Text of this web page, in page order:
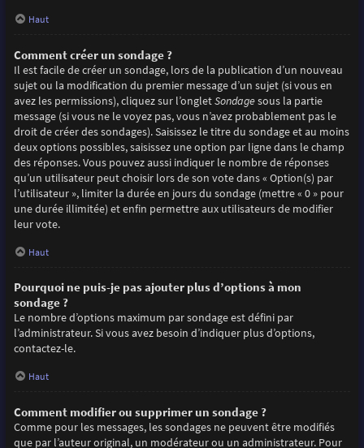
Haut
Comment créer un sondage ?
Il est facile de créer un sondage, lors de la publication d’un nouveau
sujet ou la modification du premier message d’un sujet (si vous en
avez les permissions), cliquez sur l’ongletSondagesous la partie
message (si vous ne le voyez pas, vous n’avez probablement pas le
droit de créer des sondages). Saisissez le titre du sondage et au moins
deux options possibles, saisissez une option par ligne dans le champ
des réponses. Vous pouvez aussi indiquer le nombre de réponses
qu’un utilisateur peut choisir lors de son vote dans « Option(s) par
l’utilisateur », limiter la durée en jours du sondage (mettre « 0 » pour
une durée illimitée) et enfin permettre aux utilisateurs de modifier
leur vote.
Haut
Pourquoi ne puis-je pas ajouter plus d’options à mon
sondage ?
Le nombre d’options maximum par sondage est défini par
l’administrateur. Si vous avez besoin d’indiquer plus d’options,
contactez-le.
Haut
Comment modifier ou supprimer un sondage ?
Comme pour les messages, les sondages ne peuvent être modifiés
que par l’auteur original, un modérateur ou un administrateur. Pour